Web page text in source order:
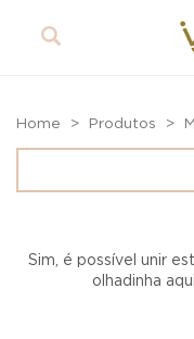
Home Produtos
Sim, é possível unir
olhadinha